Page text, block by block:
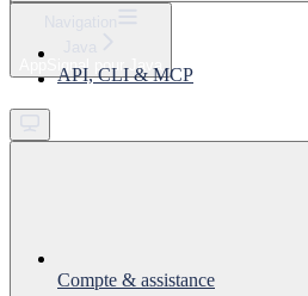
Get started
AppSignal pour Java
API, CLI & MCP
Compte & assistance